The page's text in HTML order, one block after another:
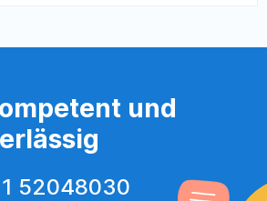
und
52048030